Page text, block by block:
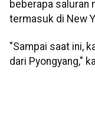
beberapa saluran
termasuk di New
"Sampai saat ini,
dari Pyongyang,"